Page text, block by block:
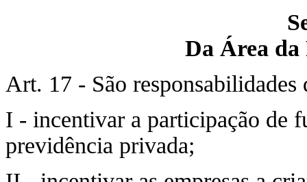
S
Da Área da
Art. 17 - São
I - incentivar a participação de
previdência privada;